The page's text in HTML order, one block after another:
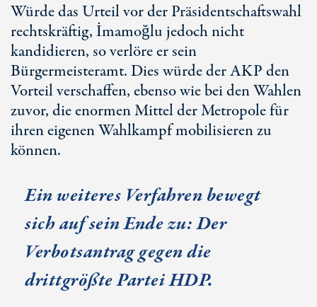
Würde das Urteil vor der Präsidentschaftswahl
rechtskräftig, İmamoğlu jedoch nicht
kandidieren, so verlöre er sein
Bürgermeisteramt. Dies würde der AKP den
Vorteil verschaffen, ebenso wie bei den Wahlen
zuvor, die enormen Mittel der Metropole für
ihren eigenen Wahlkampf mobilisieren zu
können.
Ein weiteres Verfahren bewegt
sich auf sein Ende zu: Der
Verbotsantrag gegen die
drittgrößte Partei HDP.